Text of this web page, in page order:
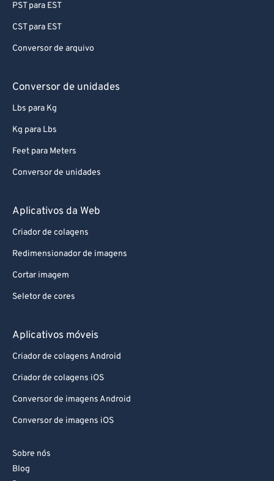
PST para EST
CST para EST
Conversor de arquivo
Conversor de unidades
Lbs para Kg
Kg para Lbs
Feet para Meters
Conversor de unidades
Aplicativos da Web
Criador de colagens
Redimensionador de imagens
Cortar imagem
Seletor de cores
Aplicativos móveis
Criador de colagens Android
Criador de colagens iOS
Conversor de imagens Android
Conversor de imagens iOS
Sobre nós
Blog